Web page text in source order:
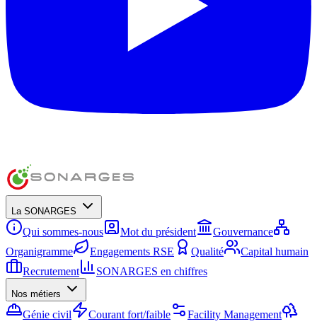
La SONARGES
Qui sommes-nous Mot du président
Gouvernance
Organigramme
Engagements RSE Qualité
Capital humain
Recrutement
SONARGES en chiffres
Nos métiers
Génie civil Courant fort/faible
Facility Management